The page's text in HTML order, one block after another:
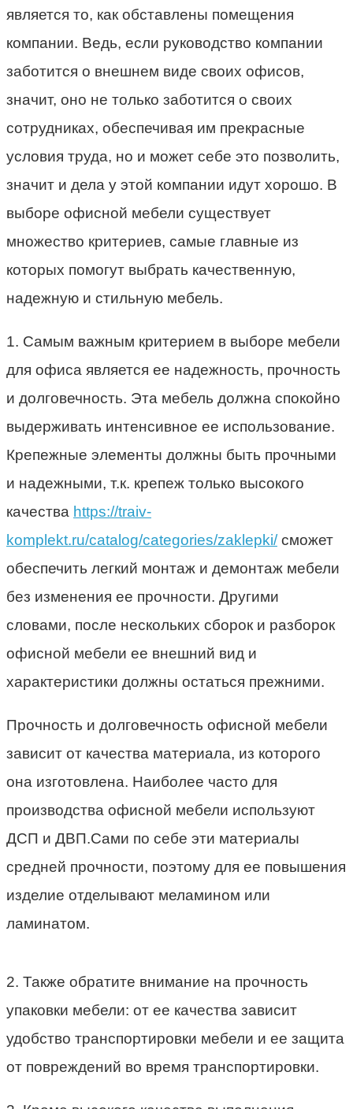
является то, как обставлены помещения
компании. Ведь, если руководство компании
заботится о внешнем виде своих офисов,
значит, оно не только заботится о своих
сотрудниках, обеспечивая им прекрасные
условия труда, но и может себе это позволить,
значит и дела у этой компании идут хорошо. В
выборе офисной мебели существует
множество критериев, самые главные из
которых помогут выбрать качественную,
надежную и стильную мебель.
1. Самым важным критерием в выборе мебели
для офиса является ее надежность, прочность
и долговечность. Эта мебель должна спокойно
выдерживать интенсивное ее использование.
Крепежные элементы должны быть прочными
и надежными, т.к. крепеж только высокого
качества https://traiv-
komplekt.ru/catalog/categories/zaklepki/сможет
обеспечить легкий монтаж и демонтаж мебели
без изменения ее прочности. Другими
словами, после нескольких сборок и разборок
офисной мебели ее внешний вид и
характеристики должны остаться прежними.
Прочность и долговечность офисной мебели
зависит от качества материала, из которого
она изготовлена. Наиболее часто для
производства офисной мебели используют
ДСП и ДВП.Сами по себе эти материалы
средней прочности, поэтому для ее повышения
изделие отделывают меламином или
ламинатом.
2. Также обратите внимание на прочность
упаковки мебели: от ее качества зависит
удобство транспортировки мебели и ее защита
от повреждений во время транспортировки.